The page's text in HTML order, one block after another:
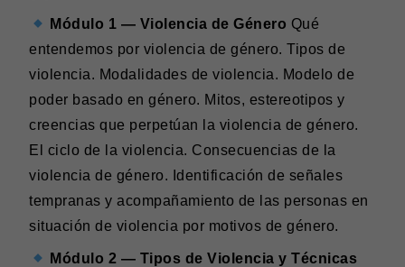
Módulo 1 — Violencia de Género Qué
entendemos por violencia de género. Tipos de
violencia. Modalidades de violencia. Modelo de
poder basado en género. Mitos, estereotipos y
creencias que perpetúan la violencia de género.
El ciclo de la violencia. Consecuencias de la
violencia de género. Identificación de señales
tempranas y acompañamiento de las personas en
situación de violencia por motivos de género.
Módulo 2 — Tipos de Violencia y Técnicas